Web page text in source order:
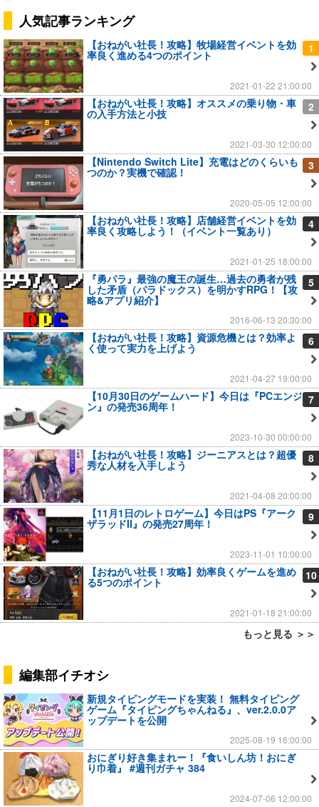
人気記事ランキング
1
【おねがい社長！攻略】牧場経営イベントを効
率良く進める4つのポイント
2021-01-22 21:00:00
2
【おねがい社長！攻略】オススメの乗り物・車
の入手方法と小技
2021-03-30 12:00:00
3
【Nintendo Switch Lite】充電はどのくらいも
つのか？実機で確認！
2020-05-05 12:00:00
4
【おねがい社長！攻略】店舗経営イベントを効
率良く攻略しよう！（イベント一覧あり）
2021-01-25 18:00:00
5
『勇パラ』最強の魔王の誕生…過去の勇者が残
した矛盾（パラドックス）を明かすRPG！【攻
略&アプリ紹介】
2016-06-13 20:30:00
6
【おねがい社長！攻略】資源危機とは？効率よ
く使って実力を上げよう
2021-04-27 19:00:00
7
【10月30日のゲームハード】今日は『PCエンジ
ン』の発売36周年！
2023-10-30 00:00:00
8
【おねがい社長！攻略】ジーニアスとは？超優
秀な人材を入手しよう
2021-04-08 20:00:00
9
【11月1日のレトロゲーム】今日はPS『アーク
ザラッドII』の発売27周年！
2023-11-01 10:00:00
10
【おねがい社長！攻略】効率良くゲームを進め
る5つのポイント
2021-01-18 21:00:00
もっと見る ＞＞
編集部イチオシ
新規タイピングモードを実装！ 無料タイピング
ゲーム『タイピングちゃんねる』、ver.2.0.0ア
ップデートを公開
2025-08-19 16:00:00
おにぎり好き集まれー！『食いしん坊！おにぎ
り巾着』 #週刊ガチャ 384
2024-07-06 12:00:00